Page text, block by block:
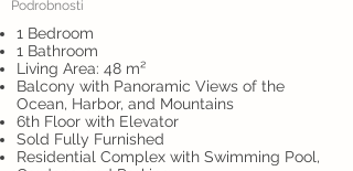
Podrobnosti
1 Bedroom
1 Bathroom
Living Area: 48 m²
Balcony with Panoramic Views of the
Ocean, Harbor, and Mountains
6th Floor with Elevator
Sold Fully Furnished
Residential Complex with Swimming Pool,